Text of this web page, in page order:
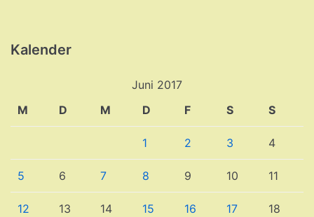
Kalender
Juni 2017
M
D M D F S S
1 2 3 4
5 6 7 8 9 10 11
12 13 14 15 16 17 18